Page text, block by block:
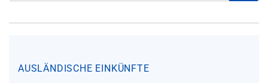
AUSLÄNDISCHE EINKÜNFTE